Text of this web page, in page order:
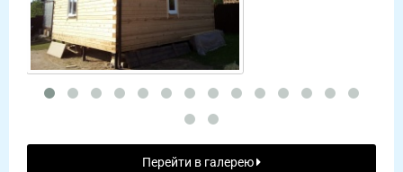
Перейти в галерею